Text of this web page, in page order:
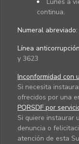
Lunes a
continua.
Numeral abreviado:
Línea
y 3623
Inconformidad con
Si necesita
ofrecidos por una
PQRSDF por
Si quiere instaurar
denuncia o
atención de esta